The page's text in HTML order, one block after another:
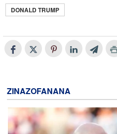
DONALD TRUMP
ZINAZOFANANA